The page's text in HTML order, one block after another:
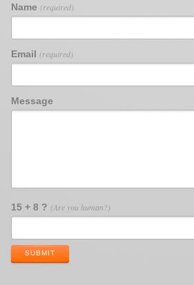
Name (required)
Email (required)
Message
15 + 8 ? (Are you human?)
SUBMIT